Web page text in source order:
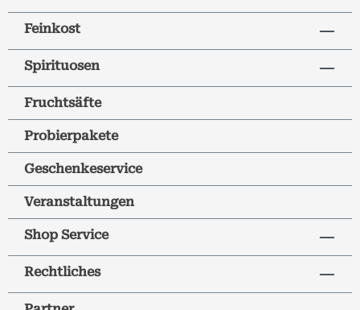
Feinkost
Spirituosen
Fruchtsäfte
Probierpakete
Geschenkeservice
Veranstaltungen
Shop Service
Rechtliches